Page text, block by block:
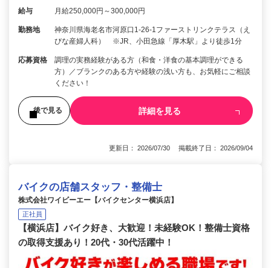
給与 月給250,000円～300,000円
勤務地
神奈川県海老名市河原口1-26-1ファーストリンクテラス（え
びな産婦人科） ※JR、小田急線「厚木駅」より徒歩1分
応募資格
調理の実務経験がある方（和食・洋食の基本調理ができる
方）／ブランクのある方や経験の浅い方も、お気軽にご相談
ください！
後で見る 詳細を見る
更新日： 2026/07/30 掲載終了日： 2026/09/04
バイクの店舗スタッフ・整備士
株式会社ワイビーエー【バイクセンター横浜店】
正社員
【横浜店】バイク好き、大歓迎！未経験OK！整備士資格
の取得支援あり！20代・30代活躍中！